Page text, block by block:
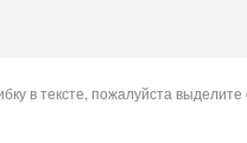
в тексте, пожалуйста